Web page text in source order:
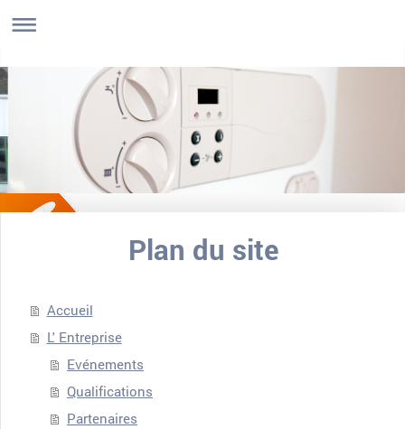
Plan du site
Accueil
L' Entreprise
Evénements
Qualifications
Partenaires